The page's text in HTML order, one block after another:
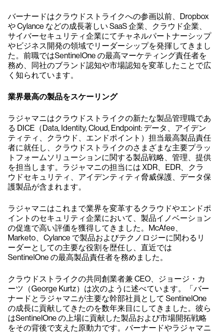
バーナードはクラウドストライクへの参画以前、Dropbox
や Cylance などの成長著しい SaaS 企業、クラウド企業、
サイバーセキュリティ企業にてチャネルパートナーシップ
やビジネス開発の領域でリーダーシップを発揮してきまし
た。前職ではSentinelOne の最高マーケティング責任者を
務め、同社のブランド認知や市場認知を変革したことで広
く知られています。
業界最高の製品をスケーリング
ラジャマニはクラウドストライクの新たな製品管理職であ
る DICE（Data, Identity, Cloud, Endpoint: データ、アイデン
ティティ、クラウド、エンドポイント）担当最高製品責任
者に就任し、クラウドストライクのさまざまな主要プラッ
トフォームソリューションに関する製品戦略、管理、提供
を担当します。ラジャマニの担当には XDR、EDR、クラ
ウドセキュリティ、アイデンティティ脅威保護、データ保
護製品が含まれます。
ラジャマニはこれまで業界を変革するクラウドやエンドポ
イントのセキュリティ企業において、製品イノベーション
の促進で高い評価を獲得してきました。McAfee、
Marketo、Cylance で製品およびテクノロジーに関わるリ
ーダーとしての主要な役割を歴任し、直近では
SentinelOne の最高製品責任者を務めました。
クラウドストライクの共同創業者兼 CEO、ジョージ・カ
ーツ（George Kurtz）は次のように述べています。「バー
ナードとラジャマニが主要な幹部社員として SentinelOne
の成長に貢献してきたのを数年来目にしてきました。彼ら
はSentinelOne の上場に貢献した製品および市場開拓戦略
をその背後で支えた原動力です。バーナードやラジャマニ